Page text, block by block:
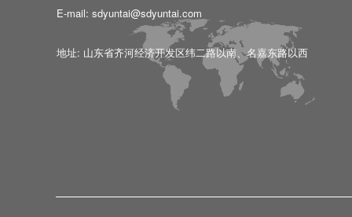
E-mail: sdyuntai@sdyuntai.com
地址: 山东省齐河经济开发区纬二路以南、名嘉东路以西